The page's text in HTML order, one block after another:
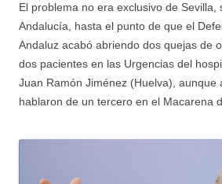
El problema no era exclusivo de Sevilla,
Andalucía, hasta el punto de que el
Andaluz acabó abriendo dos quejas de
dos pacientes en las Urgencias del
Juan Ramón Jiménez (Huelva), aunque
hablaron de un tercero en el Macarena